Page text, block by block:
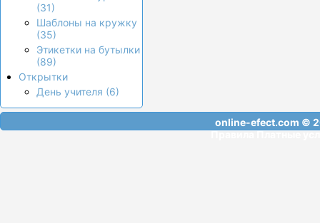
(31)
Шаблоны на кружку
(35)
Этикетки на бутылки
(89)
Открытки
День учителя (6)
online-efect.com ©
ПравилаПлатные